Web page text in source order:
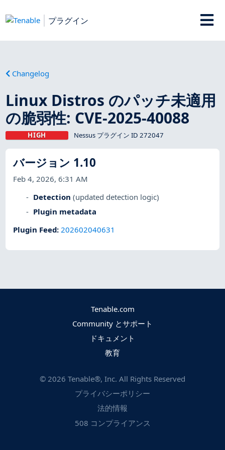
プラグイン
Changelog
Linux Distros のパッチ未適用
の脆弱性: CVE-2025-40088
HIGH Nessus プラグイン ID 272047
バージョン 1.10
Feb 4, 2026, 6:31 AM
Detection (updated detection logic)
Plugin metadata
Plugin Feed:202602040631
Tenable.com
Community とサポート
ドキュメント
教育
© 2026 Tenable®, Inc. All Rights Reserved
プライバシーポリシー
法的情報
508 コンプライアンス